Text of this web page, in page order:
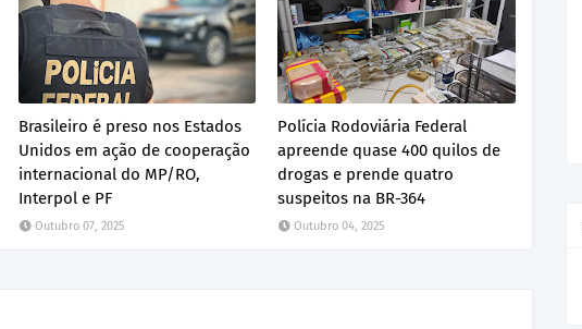
Brasileiro é preso nos Estados
Unidos em ação de cooperação
internacional do MP/RO,
Interpol e PF
Outubro 07, 2025
Polícia Rodoviária Federal
apreende quase 400 quilos de
drogas e prende quatro
suspeitos na BR-364
Outubro 04, 2025